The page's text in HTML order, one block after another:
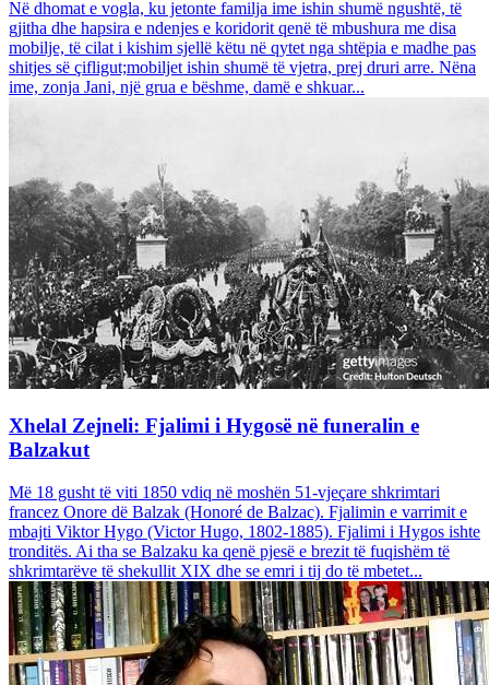
Në dhomat e vogla, ku jetonte familja ime ishin shumë ngushtë, të
gjitha dhe hapsira e ndenjes e koridorit qenë të mbushura me disa
mobilje, të cilat i kishim sjellë këtu në qytet nga shtëpia e madhe pas
shitjes së çifligut;mobiljet ishin shumë të vjetra, prej druri arre. Nëna
ime, zonja Jani, një grua e bëshme, damë e shkuar...
Xhelal Zejneli: Fjalimi i Hygosë në funeralin e
Balzakut
Më 18 gusht të viti 1850 vdiq në moshën 51-vjeçare shkrimtari
francez Onore dë Balzak (Honoré de Balzac). Fjalimin e varrimit e
mbajti Viktor Hygo (Victor Hugo, 1802-1885). Fjalimi i Hygos ishte
tronditës. Ai tha se Balzaku ka qenë pjesë e brezit të fuqishëm të
shkrimtarëve të shekullit XIX dhe se emri i tij do të mbetet...